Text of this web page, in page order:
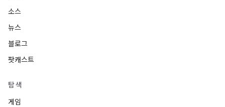
소스
뉴스
블로그
팟캐스트
탐색
게임